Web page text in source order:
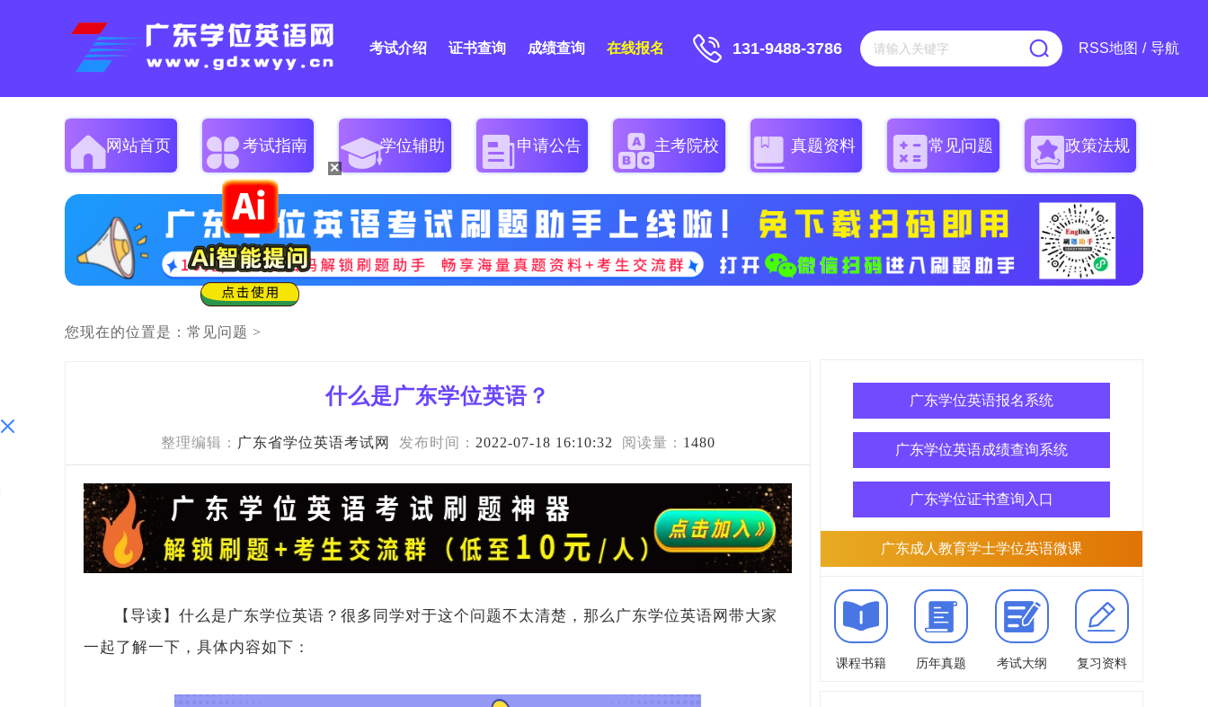
考试介绍 证书查询 成绩查询 在线报名 131-9488-3786 RSS地图 / 导航
网站首页 考试指南 学位辅助 申请公告 主考院校 真题资料 常见问题 政策法规
您现在的位置是： 常见问题 >
什么是广东学位英语？
整理编辑： 广东省学位英语考试网 发布时间： 2022-07-18 16:10:32 阅读量： 1480
【导读】什么是广东学位英语？很多同学对于这个问题不太清楚，那么广东学位英语网带大家
一起了解一下，具体内容如下：
广东学位英语报名系统
广东学位英语成绩查询系统
广东学位证书查询入口
广东成人教育学士学位英语微课
课程书籍 历年真题 考试大纲 复习资料